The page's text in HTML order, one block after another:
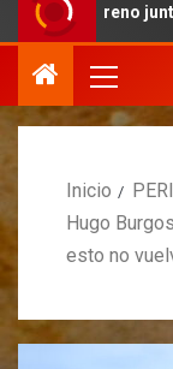
junto al INET y la
Inicio
Hugo
esto no